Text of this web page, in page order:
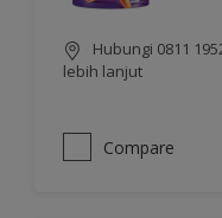
Hubungi 0811
lebih lanjut
Compare